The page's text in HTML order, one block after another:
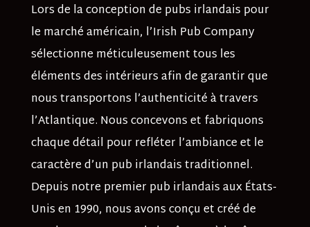
Lors de la conception de pubs irlandais pour
le marché américain, l’Irish Pub Company
sélectionne méticuleusement tous les
éléments des intérieurs afin de garantir que
nous transportons l’authenticité à travers
l’Atlantique. Nous concevons et fabriquons
chaque détail pour refléter l’ambiance et le
caractère d’un pub irlandais traditionnel.
Depuis notre premier pub irlandais aux États-
Unis en 1990, nous avons conçu et créé de